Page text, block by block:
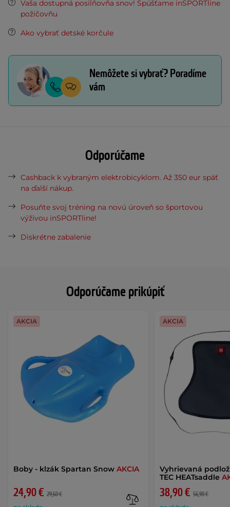
Odporúčame prikúpiť
Boby - klzák Spartan Snow AKCIA
24,90 € 29,60 €
AKCIA
Vyhrievaná
TEC HEATsaddle
38,90 € 56,90 €
AKCIA
Vaša dostupná posilňovňa snov! Spúšťame inSPORTline
požičovňu
Ako vybrať detské korčule
Nemôžete si vybrať? Poradíme
vám
Odporúčame
Cashback k vybraným elektrobicyklom. Až 350 eur späť
na ďalší nákup.
Posuňte svoj tréning na novú úroveň so športovou
výživou inSPORTline!
Diskrétne zabalenie